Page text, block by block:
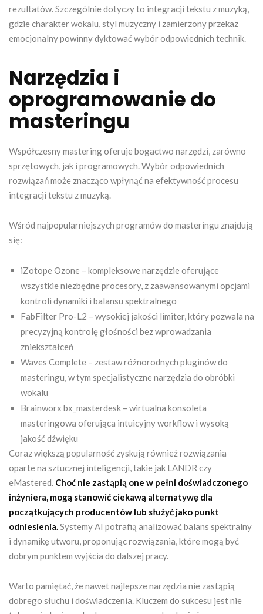
rezultatów. Szczególnie dotyczy to integracji tekstu z muzyką,
gdzie charakter wokalu, styl muzyczny i zamierzony przekaz
emocjonalny powinny dyktować wybór odpowiednich technik.
Narzędzia i
oprogramowanie do
masteringu
Współczesny mastering oferuje bogactwo narzędzi, zarówno
sprzętowych, jak i programowych. Wybór odpowiednich
rozwiązań może znacząco wpłynąć na efektywność procesu
integracji tekstu z muzyką.
Wśród najpopularniejszych programów do masteringu znajdują
się:
iZotope Ozone – kompleksowe narzędzie oferujące
wszystkie niezbędne procesory, z zaawansowanymi opcjami
kontroli dynamiki i balansu spektralnego
FabFilter Pro-L2 – wysokiej jakości limiter, który pozwala na
precyzyjną kontrolę głośności bez wprowadzania
zniekształceń
Waves Complete – zestaw różnorodnych pluginów do
masteringu, w tym specjalistyczne narzędzia do obróbki
wokalu
Brainworx bx_masterdesk – wirtualna konsoleta
masteringowa oferująca intuicyjny workflow i wysoką
jakość dźwięku
Coraz większą popularność zyskują również rozwiązania
oparte na sztucznej inteligencji, takie jak LANDR czy
eMastered. Choć nie zastąpią one w pełni doświadczonego
inżyniera, mogą stanowić ciekawą alternatywę dla
początkujących producentów lub służyć jako punkt
odniesienia. Systemy AI potrafią analizować balans spektralny
i dynamikę utworu, proponując rozwiązania, które mogą być
dobrym punktem wyjścia do dalszej pracy.
Warto pamiętać, że nawet najlepsze narzędzia nie zastąpią
dobrego słuchu i doświadczenia. Kluczem do sukcesu jest nie